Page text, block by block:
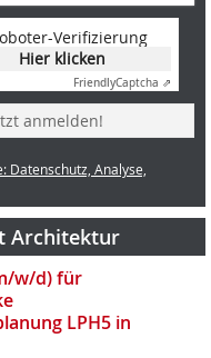
Verifizierung
Hier klicken
FriendlyCaptcha ⇗
anmelden!
Datenschutz, Analyse,
Architektur
w/d) für
LPH5 in